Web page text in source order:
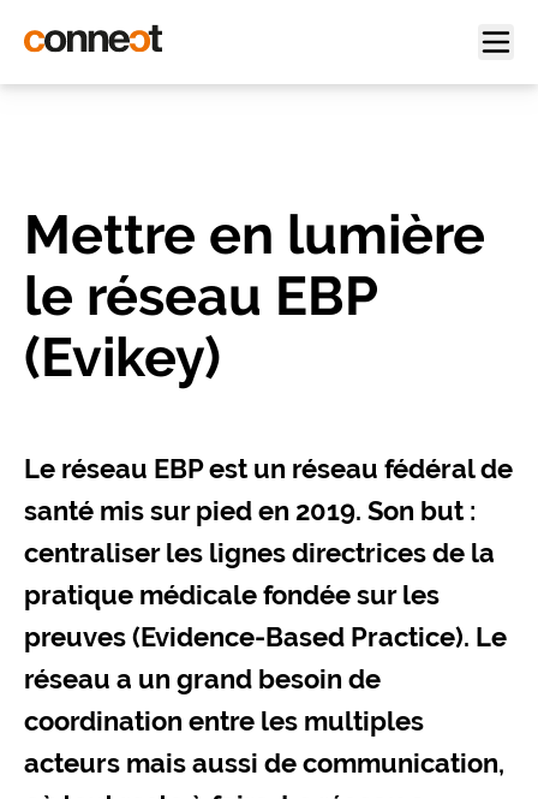
Mettre en lumière
le réseau EBP
(Evikey)
Le réseau EBP est un réseau fédéral de
santé mis sur pied en 2019. Son but :
centraliser les lignes directrices de la
pratique médicale fondée sur les
preuves (Evidence-Based Practice). Le
réseau a un grand besoin de
coordination entre les multiples
acteurs mais aussi de communication,